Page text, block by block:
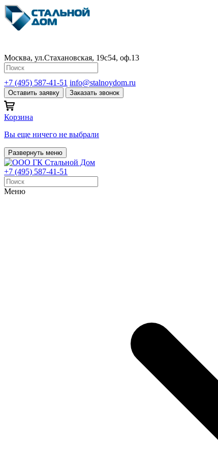
Москва, ул.Стахановская, 19с54, оф.13
+7 (495) 587-41-51 info@stalnoydom.ru
Оставить заявку Заказать звонок
Корзина
Вы еще ничего не выбрали
Развернуть меню
+7 (495) 587-41-51
Меню